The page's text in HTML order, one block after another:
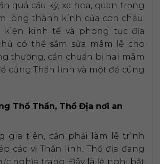
quá cầu kỳ, xa hoa, quan trọng
lòng thành kính của con cháu.
kiện kinh tế và phong tục địa
có thể sắm sửa mâm lễ cho
thường, cần chuẩn bị hai mâm
cúng Thần linh và một để cúng
Thổ Thần, Thổ Địa nơi an
gia tiên, cần phải làm lễ trình
các vị Thần linh, Thổ địa đang
nghĩa trang. Đây là lễ nghi bắt